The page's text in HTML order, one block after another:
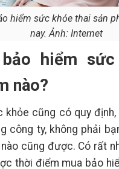
hiểm sức khỏe thai sản
nay. Ảnh: Internet
hiểm sức
nào?
khỏe cũng có quy
công ty, không phải
cũng được. Có rất
thời điểm mua bảo